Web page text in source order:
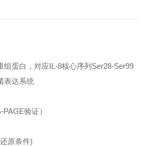
组蛋白，对应IL-8核心序列Ser28-Ser99
表达系统
验证）
原条件)